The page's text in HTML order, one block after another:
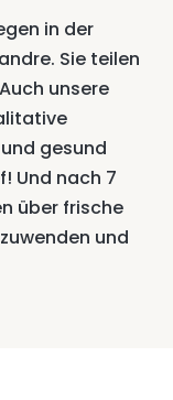
in der
Sie teilen
unsere
gesund
Und nach 7
über frische
und